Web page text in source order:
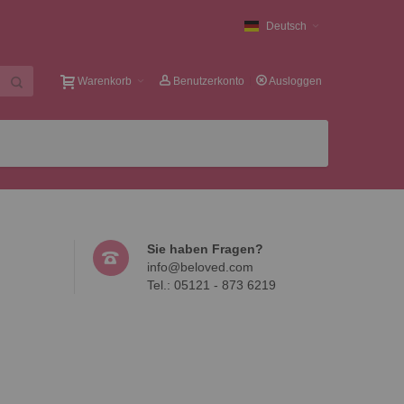
Deutsch
Benutzerkonto Ausloggen
Warenkorb
Sie haben Fragen?
info@beloved.com
Tel.: 05121 - 873 6219